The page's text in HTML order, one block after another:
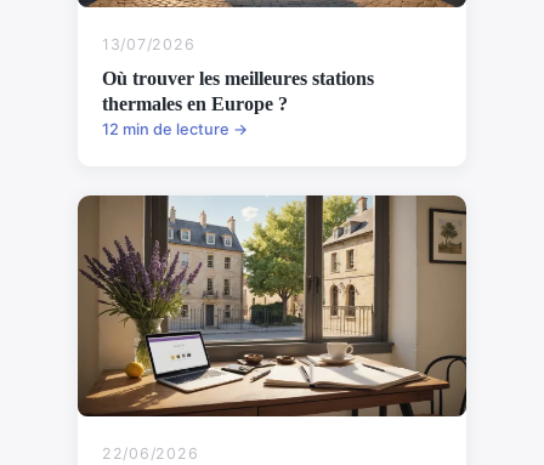
13/07/2026
Où trouver les meilleures stations
thermales en Europe ?
12 min de lecture →
22/06/2026